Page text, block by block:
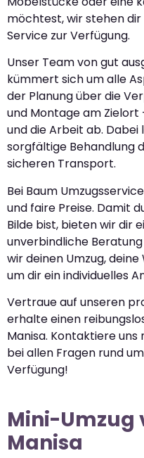
möchtest, wir stehen
Service zur Verfügung.
Unser Team von gut
kümmert sich um alle
der Planung über die
und Montage am Zielort
und die Arbeit ab.
sorgfältige Behandlung
sicheren Transport.
Bei Baum
und faire Preise. Damit
Bilde bist, bieten wir dir
unverbindliche
wir deinen Umzug,
um dir ein individuelles
Vertraue auf unseren
erhalte einen
Manisa. Kontaktiere
bei allen Fragen rund
Verfügung!
Mini-Umzug
Manisa